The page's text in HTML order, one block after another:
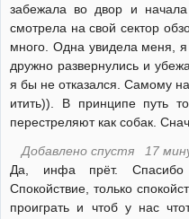
забежала во двор и
смотрела на свой сектор
много. Одна увидела меня,
дружно развернулись и
я бы не отказался. Самому
итить)). В принципе путь
перестреляют как собак.
Добавлено спустя 17
Да, инфа прёт.
Спокойствие, только
проиграть и чтоб у нас